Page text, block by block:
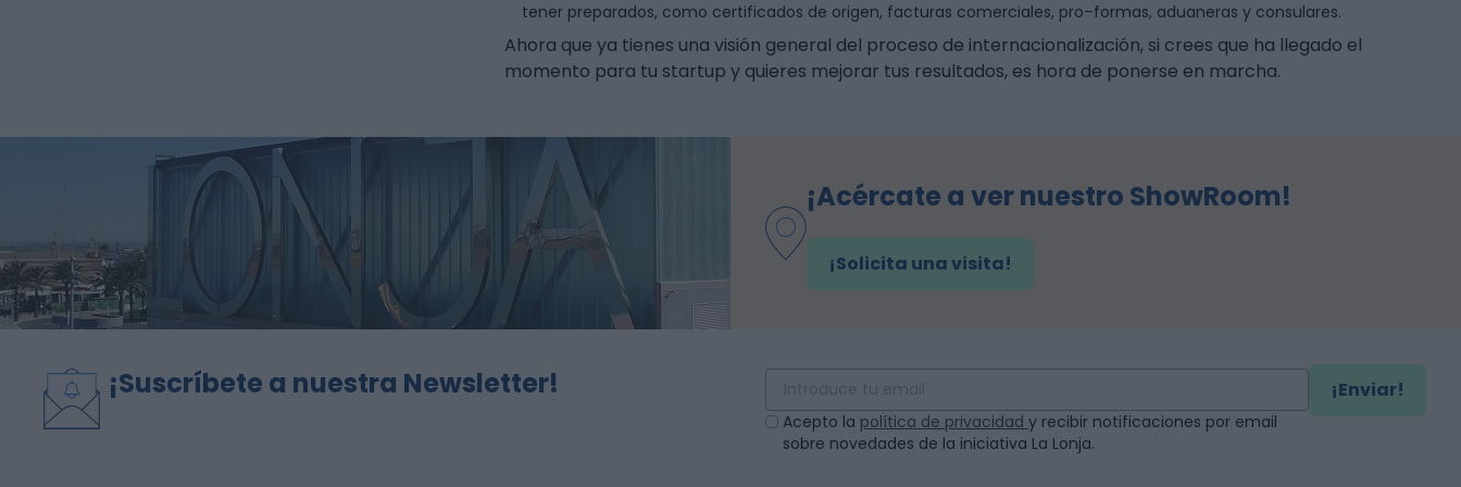
tener preparados, como certificados de origen, facturas comerciales, pro–formas, aduaneras y consulares.
Ahora que ya tienes una visión general del proceso de internacionalización, si crees que ha llegado el
momento para tu startup y quieres mejorar tus resultados, es hora de ponerse en marcha.
¡Acércate a ver nuestro ShowRoom!
¡Solicita una visita!
¡Suscríbete a nuestra Newsletter!
Acepto la política de privacidad y recibir notificaciones por email
sobre novedades de la iniciativa La Lonja.
¡Enviar!